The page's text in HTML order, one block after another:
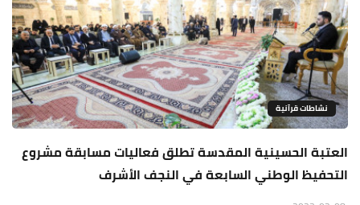
نشاطات قرآنية
العتبة الحسينية المقدسة تطلق فعاليات مسابقة مشروع
التحفيظ الوطني السابعة في النجف الأشرف